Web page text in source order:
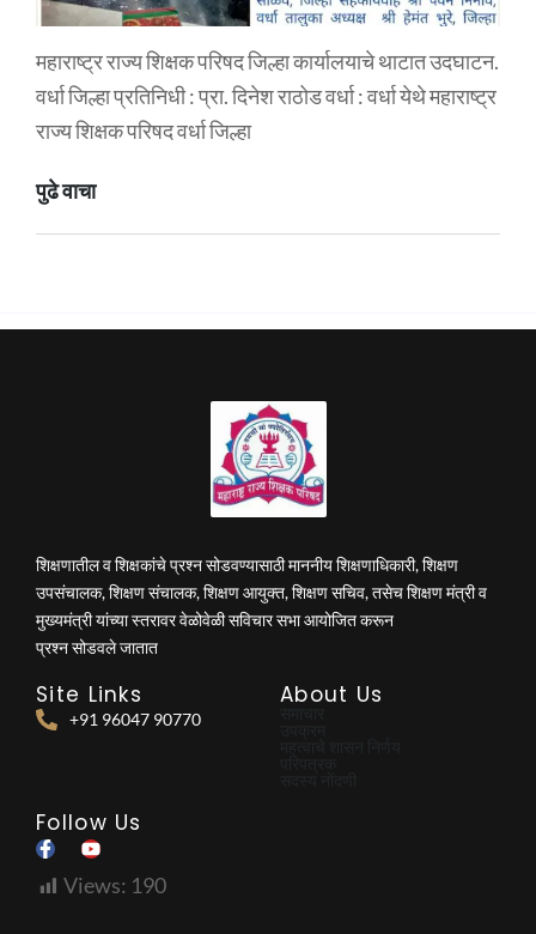
महाराष्ट्र राज्य शिक्षक परिषद जिल्हा कार्यालयाचे थाटात उदघाटन.
वर्धा जिल्हा प्रतिनिधी : प्रा. दिनेश राठोड वर्धा : वर्धा येथे महाराष्ट्र
राज्य शिक्षक परिषद वर्धा जिल्हा
पुढे वाचा
शिक्षणातील व शिक्षकांचे प्रश्न सोडवण्यासाठी माननीय शिक्षणाधिकारी, शिक्षण
उपसंचालक, शिक्षण संचालक, शिक्षण आयुक्त, शिक्षण सचिव, तसेच शिक्षण मंत्री व
मुख्यमंत्री यांच्या स्तरावर वेळोवेळी सविचार सभा आयोजित करून
प्रश्न सोडवले जातात
Site Links
+91 96047 90770
About Us
Follow Us
Views: 190